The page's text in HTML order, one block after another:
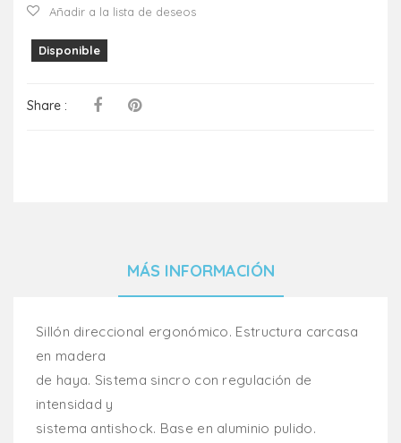
Añadir a la lista de deseos
Disponible
Share :
MÁS INFORMACIÓN
Sillón direccional ergonómico. Estructura carcasa
en madera
de haya. Sistema sincro con regulación de
intensidad y
sistema antishock. Base en aluminio pulido.